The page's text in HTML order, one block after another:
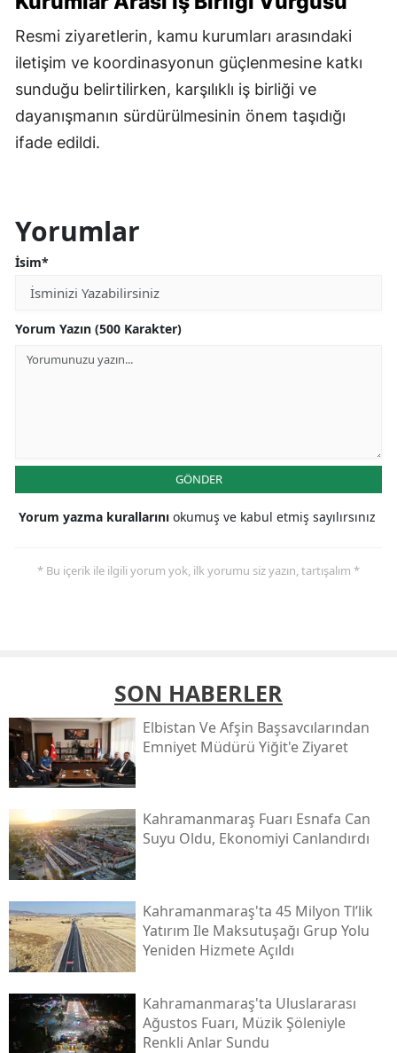
Resmi ziyaretlerin, kamu kurumları arasındaki
iletişim ve koordinasyonun güçlenmesine katkı
sunduğu belirtilirken, karşılıklı iş birliği ve
dayanışmanın sürdürülmesinin önem taşıdığı
ifade edildi.
Yorumlar
İsim*
Yorum Yazın (500 Karakter)
GÖNDER
Yorum yazma kurallarını okumuş ve kabul etmiş sayılırsınız
* Bu içerik ile ilgili yorum yok, ilk yorumu siz yazın, tartışalım *
SON HABERLER
Elbistan Ve Afşin Başsavcılarından
Emniyet Müdürü Yiğit'e Ziyaret
Kahramanmaraş Fuarı Esnafa Can
Suyu Oldu, Ekonomiyi Canlandırdı
Kahramanmaraş'ta 45 Milyon Tl’lik
Yatırım Ile Maksutuşağı Grup Yolu
Yeniden Hizmete Açıldı
Kahramanmaraş'ta Uluslararası
Ağustos Fuarı, Müzik Şöleniyle
Renkli Anlar Sundu